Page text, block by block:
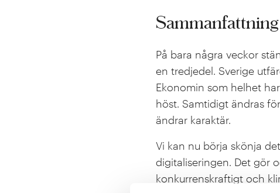
Sammanfattning
På bara några veckor
en tredjedel. Sverige
Ekonomin som helhet
höst. Samtidigt ändras
ändrar karaktär.
Vi kan nu börja skönja
digitaliseringen. Det gör
konkurrenskraftigt och